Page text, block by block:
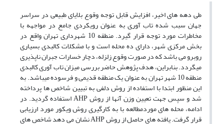
طی دهه های اخیر، افزایش قابل توجه وقوع بلایای طبیعی در سراسر
جهان سبب شده تاب آوری به عنوان رویکردی جامع در مواجهه با
مخاطرات مورد توجه قرار گیرد. منطقه 10 شهرداری تهران واقع در
بخش مرکزی شهر، دارای ده محله است و با مشکلات کالبدی بسیاری
روبرو می باشد که در صورت وقوع زلزله، دچار خسارات جبران ناپذیری
میگردد. بنابراین، هدف پژوهش حاضر بررسی میزان تاب آوری کالبدی
منطقه 10 شهر تهران به عنوان یک منطقه قدیمی و فرسوده میباشد. به
این منظور ابتدا با استفاده از روش دلفی به تبیین شاخص ها پرداخته
شد و سپس جهت تعیین وزن آنها از روش AHP استفاده گردید. در
ادامه، محله های موردمطالعه با به کارگیری روش ویکور مورد ارزیابی
قرار گرفت. یافته های حاصل از روش AHP نشان می دهد شاخص های